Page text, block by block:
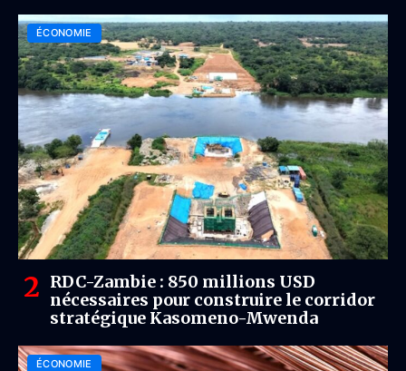
ÉCONOMIE
RDC-Zambie : 850 millions USD
nécessaires pour construire le corridor
stratégique Kasomeno-Mwenda
ÉCONOMIE